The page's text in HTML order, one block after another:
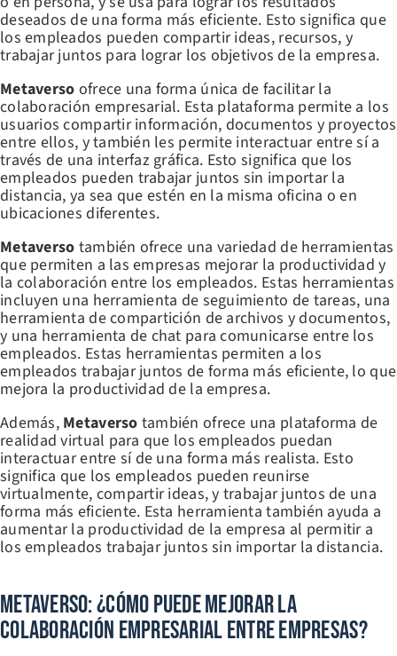
deseados de una forma más eficiente. Esto significa que
los empleados pueden compartir ideas, recursos, y
trabajar juntos para lograr los objetivos de la empresa.
Metaverso ofrece una forma única de facilitar la
colaboración empresarial. Esta plataforma permite a los
usuarios compartir información, documentos y proyectos
entre ellos, y también les permite interactuar entre sí a
través de una interfaz gráfica. Esto significa que los
empleados pueden trabajar juntos sin importar la
distancia, ya sea que estén en la misma oficina o en
ubicaciones diferentes.
Metaverso también ofrece una variedad de herramientas
que permiten a las empresas mejorar la productividad y
la colaboración entre los empleados. Estas herramientas
incluyen una herramienta de seguimiento de tareas, una
herramienta de compartición de archivos y documentos,
y una herramienta de chat para comunicarse entre los
empleados. Estas herramientas permiten a los
empleados trabajar juntos de forma más eficiente, lo que
mejora la productividad de la empresa.
Además, Metaverso también ofrece una plataforma de
realidad virtual para que los empleados puedan
interactuar entre sí de una forma más realista. Esto
significa que los empleados pueden reunirse
virtualmente, compartir ideas, y trabajar juntos de una
forma más eficiente. Esta herramienta también ayuda a
aumentar la productividad de la empresa al permitir a
los empleados trabajar juntos sin importar la distancia.
Metaverso: ¿Cómo Puede Mejorar La
Colaboración Empresarial Entre Empresas?